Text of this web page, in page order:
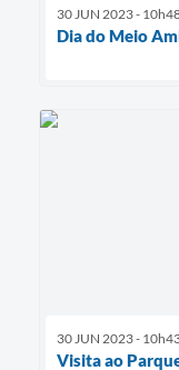
30 JUN 2023 -
Dia do Meio
30 JUN 2023 -
Visita ao